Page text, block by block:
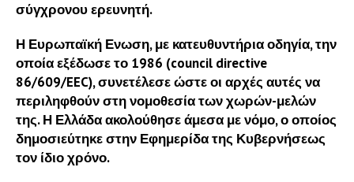
σύγχρονου ερευνητή.
Η Ευρωπαϊκή Ενωση, με κατευθυντήρια οδηγία, την
οποία εξέδωσε το 1986 (council directive
86/609/EEC), συνετέλεσε ώστε οι αρχές αυτές να
περιληφθούν στη νομοθεσία των χωρών-μελών
της. Η Ελλάδα ακολούθησε άμεσα με νόμο, ο οποίος
δημοσιεύτηκε στην Εφημερίδα της Κυβερνήσεως
τον ίδιο χρόνο.